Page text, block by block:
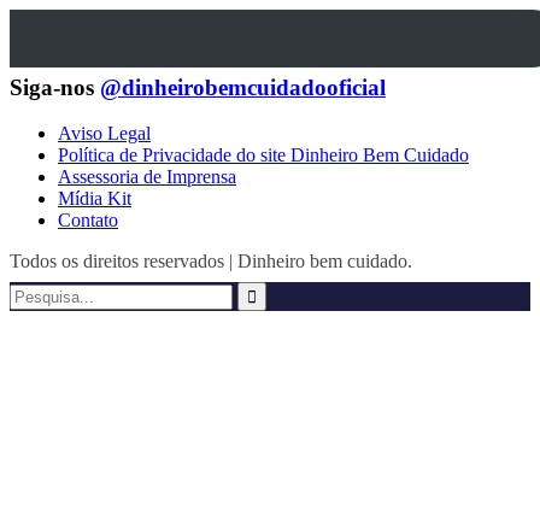
Siga-nos @dinheirobemcuidadooficial
Aviso Legal
Política de Privacidade do site Dinheiro Bem Cuidado
Assessoria de Imprensa
Mídia Kit
Contato
Todos os direitos reservados | Dinheiro bem cuidado.